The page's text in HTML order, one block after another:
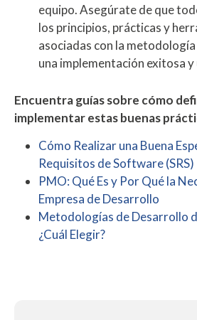
equipo. Asegúrate de que
los principios, prácticas y
asociadas con la
una implementación exitosa
Encuentra guías sobre cómo
implementar estas buenas
Cómo Realizar una Buena
Requisitos de Software (SRS)
PMO: Qué Es y Por Qué la
Empresa de Desarrollo
Metodologías de Desarrollo
¿Cuál Elegir?